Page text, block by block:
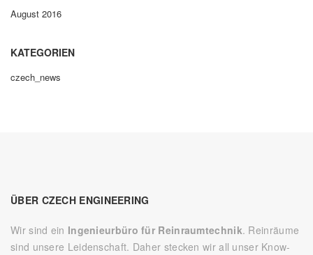
August 2016
KATEGORIEN
czech_news
ÜBER CZECH ENGINEERING
Wir sind ein Ingenieurbüro für Reinraumtechnik. Reinräume
sind unsere Leidenschaft. Daher stecken wir all unser Know-